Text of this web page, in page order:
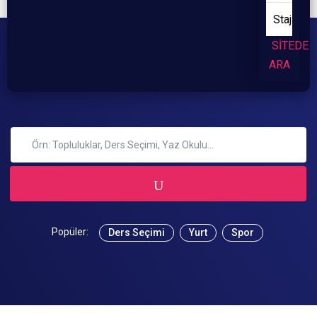
Staj
SİTEDE
ARA
Popüler: Ders Seçimi Yurt Spor